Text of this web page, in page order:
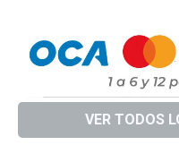
VER TODOS